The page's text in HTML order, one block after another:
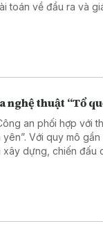
toán về đầu ra và
nghệ thuật “Tổ
an phối hợp với
yên”. Với quy mô
xây dựng, chiến đấu